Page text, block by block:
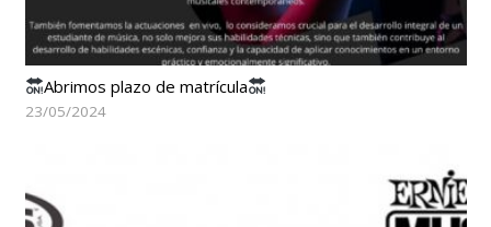
Abrimos plazo de matrícula
23/05/2024